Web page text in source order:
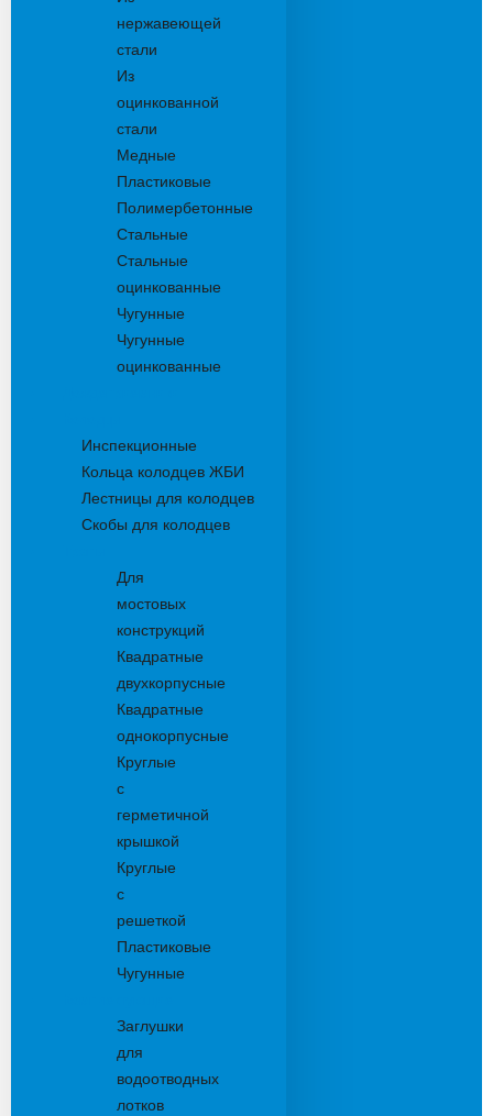
нержавеющей
стали
Из
оцинкованной
стали
Медные
Пластиковые
Полимербетонные
Стальные
Стальные
оцинкованные
Чугунные
Чугунные
оцинкованные
Инспекционные
Кольца колодцев ЖБИ
Лестницы для колодцев
Скобы для колодцев
Для
мостовых
конструкций
Квадратные
двухкорпусные
Квадратные
однокорпусные
Круглые
с
герметичной
крышкой
Круглые
с
решеткой
Пластиковые
Чугунные
Заглушки
для
водоотводных
лотков